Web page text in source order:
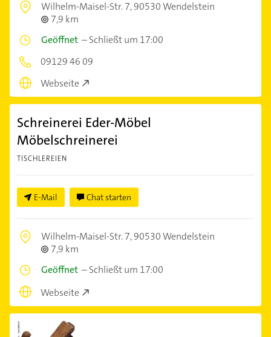
Wilhelm-Maisel-Str. 7,90530 Wendelstein
7,9 km
Geöffnet –Schließt um 17:00
09129 46 09
Webseite
Schreinerei Eder-Möbel
Möbelschreinerei
TISCHLEREIEN
E-Mail Chat starten
Wilhelm-Maisel-Str. 7,90530 Wendelstein
7,9 km
Geöffnet –Schließt um 17:00
Webseite